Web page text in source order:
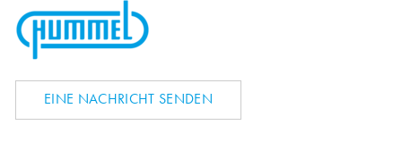
EINE NACHRICHT SENDEN